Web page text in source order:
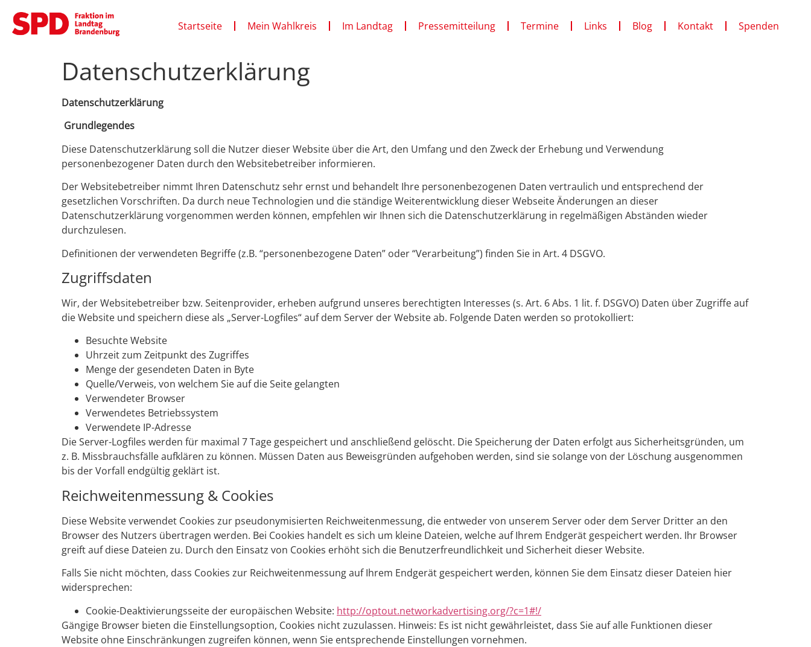
Startseite Mein Wahlkreis Im Landtag Pressemitteilung Termine Links Blog Kontakt Spenden
Datenschutzerklärung
Datenschutzerklärung
Grundlegendes
Diese Datenschutzerklärung soll die Nutzer dieser Website über die Art, den Umfang und den Zweck der Erhebung und Verwendung
personenbezogener Daten durch den Websitebetreiber informieren.
Der Websitebetreiber nimmt Ihren Datenschutz sehr ernst und behandelt Ihre personenbezogenen Daten vertraulich und entsprechend der
gesetzlichen Vorschriften. Da durch neue Technologien und die ständige Weiterentwicklung dieser Webseite Änderungen an dieser
Datenschutzerklärung vorgenommen werden können, empfehlen wir Ihnen sich die Datenschutzerklärung in regelmäßigen Abständen wieder
durchzulesen.
Definitionen der verwendeten Begriffe (z.B. “personenbezogene Daten” oder “Verarbeitung”) finden Sie in Art. 4 DSGVO.
Zugriffsdaten
Wir, der Websitebetreiber bzw. Seitenprovider, erheben aufgrund unseres berechtigten Interesses (s. Art. 6 Abs. 1 lit. f. DSGVO) Daten über Zugriffe auf
die Website und speichern diese als „Server-Logfiles“ auf dem Server der Website ab. Folgende Daten werden so protokolliert:
Besuchte Website
Uhrzeit zum Zeitpunkt des Zugriffes
Menge der gesendeten Daten in Byte
Quelle/Verweis, von welchem Sie auf die Seite gelangten
Verwendeter Browser
Verwendetes Betriebssystem
Verwendete IP-Adresse
Die Server-Logfiles werden für maximal 7 Tage gespeichert und anschließend gelöscht. Die Speicherung der Daten erfolgt aus Sicherheitsgründen, um
z. B. Missbrauchsfälle aufklären zu können. Müssen Daten aus Beweisgründen aufgehoben werden, sind sie solange von der Löschung ausgenommen
bis der Vorfall endgültig geklärt ist.
Reichweitenmessung & Cookies
Diese Website verwendet Cookies zur pseudonymisierten Reichweitenmessung, die entweder von unserem Server oder dem Server Dritter an den
Browser des Nutzers übertragen werden. Bei Cookies handelt es sich um kleine Dateien, welche auf Ihrem Endgerät gespeichert werden. Ihr Browser
greift auf diese Dateien zu. Durch den Einsatz von Cookies erhöht sich die Benutzerfreundlichkeit und Sicherheit dieser Website.
Falls Sie nicht möchten, dass Cookies zur Reichweitenmessung auf Ihrem Endgerät gespeichert werden, können Sie dem Einsatz dieser Dateien hier
widersprechen:
Cookie-Deaktivierungsseite der europäischen Website: http://optout.networkadvertising.org/?c=1#!/
Gängige Browser bieten die Einstellungsoption, Cookies nicht zuzulassen. Hinweis: Es ist nicht gewährleistet, dass Sie auf alle Funktionen dieser
Website ohne Einschränkungen zugreifen können, wenn Sie entsprechende Einstellungen vornehmen.